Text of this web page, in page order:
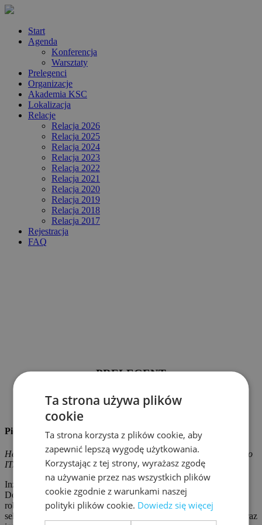
Start
Agenda
Konferencja
Warsztaty
Prelegenci
Organizacje
Akademia KSC
Lokalizacja
Relacje
Relacja 2026
Relacja 2025
Relacja 2024
Relacja 2023
Relacja 2022
Relacja 2021
Relacja 2020
Relacja 2019
Relacja 2018
Relacja 2017
Rejestracja
FAQ
PRELEGENT
Piotr Zięba
Head of IT/OT Cybersecurity Department, Anzena Bezpieczeństwo
IT/OT
Inżynier IT/OT, z kilkunastoletnim doświadczeniem w przemyśle.
Doświadczenia zawodowe zdobywał najpierw jako automatyk
robotyk w branży OT. Poszerzając swoją wiedzę, przeszedł do
sektora IT, jako administrator systemów serwerowo-sieciowych oraz
Ta strona używa plików
cookie
Ta strona korzysta z plików cookie, aby
zapewnić lepszą wygodę użytkowania.
Korzystając z tej strony, wyrażasz zgodę
na używanie przez nas wszystkich plików
cookie zgodnie z warunkami naszej
polityki plików cookie. Dowiedz się więcej